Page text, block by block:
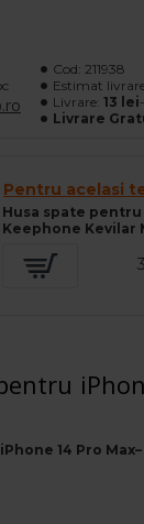
Cod: 211938
Estimat
Livrare: 13 lei
Livrare
Pentru acelasi
Husa spate pentru
Keephone Kevilar
14 Pro